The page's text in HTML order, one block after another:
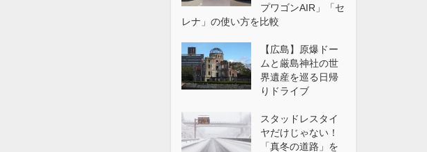
プワゴンAIR」「セ
レナ」の使い方を比較
【広島】原爆ドー
ムと厳島神社の世
界遺産を巡る日帰
りドライブ
スタッドレスタイ
ヤだけじゃない！
「真冬の道路」を